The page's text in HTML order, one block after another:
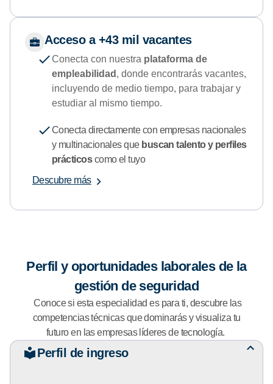
Acceso a +43 mil vacantes
Conecta con nuestra plataforma de
empleabilidad , donde encontrarás vacantes,
incluyendo de medio tiempo, para trabajar y
estudiar al mismo tiempo.
Conecta directamente con empresas nacionales
y multinacionales que buscan talento y perfiles
prácticoscomo el tuyo
Descubre más
Perfil y oportunidades laborales de la
gestión de seguridad
Conoce si esta especialidad es para ti, descubre las
competencias técnicas que dominarás y visualiza tu
futuro en las empresas líderes de tecnología.
Perfil de ingreso